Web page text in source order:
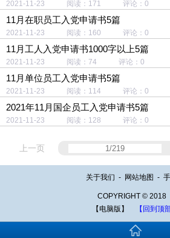
2021-11-23 阅读：171 评论：0
11月在职员工入党申请书5篇
2021-11-23 阅读：160 评论：0
11月工人入党申请书1000字以上5篇
2021-11-23 阅读：74 评论：0
11月单位员工入党申请书5篇
2021-11-23 阅读：114 评论：0
2021年11月国企员工入党申请书5篇
2021-11-23 阅读：128 评论：0
上一页
关于我们 - 网站地图 -
COPYRIGHT © 2018
【电脑版】
【回到顶